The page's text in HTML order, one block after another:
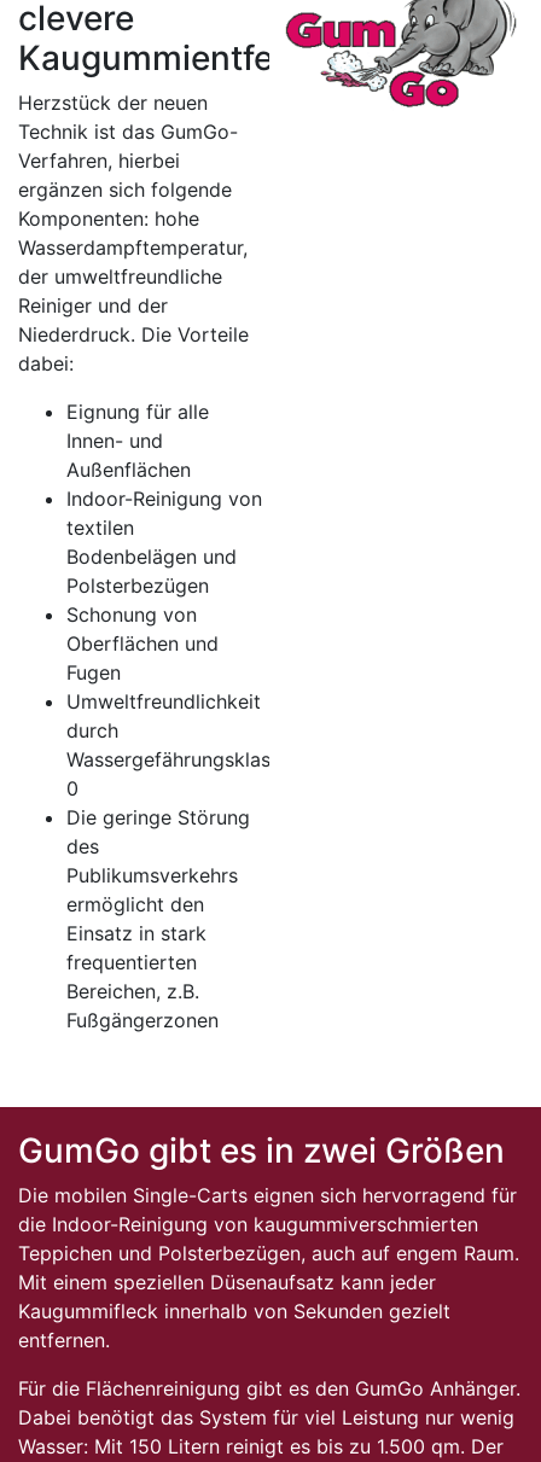
clevere
Kaugummientfernung
Herzstück der neuen
Technik ist das GumGo-
Verfahren, hierbei
ergänzen sich folgende
Komponenten: hohe
Wasserdampftemperatur,
der umweltfreundliche
Reiniger und der
Niederdruck. Die Vorteile
dabei:
Eignung für alle
Innen- und
Außenflächen
Indoor-Reinigung von
textilen
Bodenbelägen und
Polsterbezügen
Schonung von
Oberflächen und
Fugen
Umweltfreundlichkeit
durch
Wassergefährungsklasse
0
Die geringe Störung
des
Publikumsverkehrs
ermöglicht den
Einsatz in stark
frequentierten
Bereichen, z.B.
Fußgängerzonen
GumGo gibt es in zwei Größen
Die mobilen Single-Carts eignen sich hervorragend für
die Indoor-Reinigung von kaugummiverschmierten
Teppichen und Polsterbezügen, auch auf engem Raum.
Mit einem speziellen Düsenaufsatz kann jeder
Kaugummifleck innerhalb von Sekunden gezielt
entfernen.
Für die Flächenreinigung gibt es den GumGo Anhänger.
Dabei benötigt das System für viel Leistung nur wenig
Wasser: Mit 150 Litern reinigt es bis zu 1.500 qm. Der